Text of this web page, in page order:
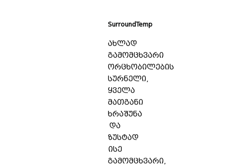
SurroundTemp
ახლად
გამომცხვარი
ორცხობილების
სურნელი,
ყველა
მათგანი
ხრაშუნა
და
ზუსტად
ისე
გამომცხვარი,